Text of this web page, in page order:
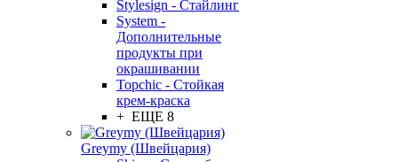
Stylesign - Стайлинг
System -
Дополнительные
продукты при
окрашивании
Topchic - Стойкая
крем-краска
+ ЕЩЕ 8
Greymy (Швейцария)